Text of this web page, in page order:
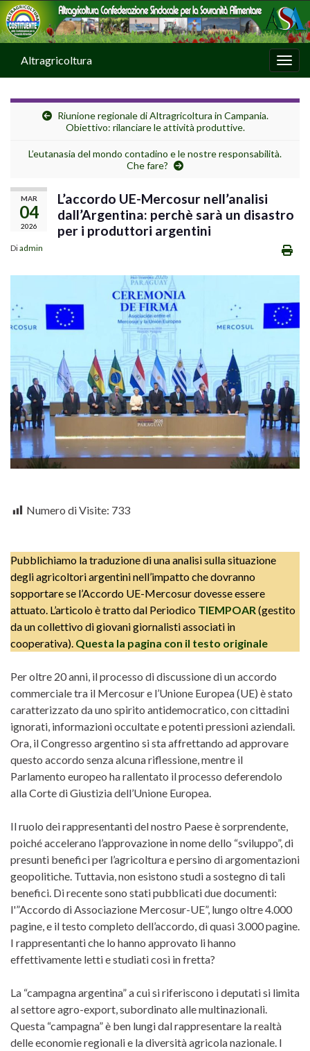
Altragricoltura
Riunione regionale di Altragricoltura in Campania.
Obiettivo: rilanciare le attività produttive.
L’eutanasia del mondo contadino e le nostre responsabilità.
Che fare?
MAR
04
2026
L’accordo UE-Mercosur nell’analisi
dall’Argentina: perchè sarà un disastro
per i produttori argentini
Diadmin
Numero di Visite: 733
Pubblichiamo la traduzione di una analisi sulla situazione
degli agricoltori argentini nell’impatto che dovranno
sopportare se l’Accordo UE-Mercosur dovesse essere
attuato. L’articolo è tratto dal Periodico TIEMPOAR(gestito
da un collettivo di giovani giornalisti associati in
cooperativa). Questa la pagina con il testo originale
Per oltre 20 anni, il processo di discussione di un accordo
commerciale tra il Mercosur e l’Unione Europea (UE) è stato
caratterizzato da uno spirito antidemocratico, con cittadini
ignorati, informazioni occultate e potenti pressioni aziendali.
Ora, il Congresso argentino si sta affrettando ad approvare
questo accordo senza alcuna riflessione, mentre il
Parlamento europeo ha rallentato il processo deferendolo
alla Corte di Giustizia dell’Unione Europea.
Il ruolo dei rappresentanti del nostro Paese è sorprendente,
poiché accelerano l’approvazione in nome dello “sviluppo”, di
presunti benefici per l’agricoltura e persino di argomentazioni
geopolitiche. Tuttavia, non esistono studi a sostegno di tali
benefici. Di recente sono stati pubblicati due documenti:
l'”Accordo di Associazione Mercosur-UE”, lungo oltre 4.000
pagine, e il testo completo dell’accordo, di quasi 3.000 pagine.
I rappresentanti che lo hanno approvato li hanno
effettivamente letti e studiati così in fretta?
La “campagna argentina” a cui si riferiscono i deputati si limita
al settore agro-export, subordinato alle multinazionali.
Questa “campagna” è ben lungi dal rappresentare la realtà
delle economie regionali e la diversità agricola nazionale. I